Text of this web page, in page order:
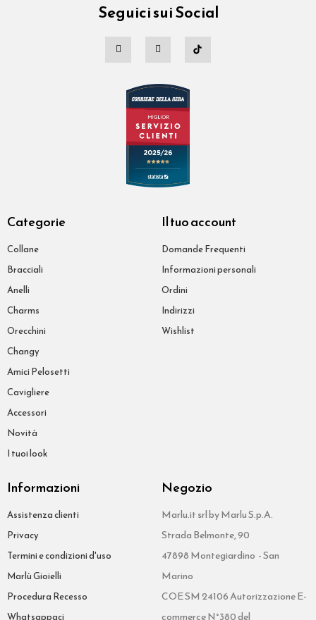
Seguici sui Social
Categorie
Collane
Bracciali
Anelli
Charms
Orecchini
Changy
Amici Pelosetti
Cavigliere
Accessori
Novità
I tuoi look
Il tuo account
Domande Frequenti
Informazioni personali
Ordini
Indirizzi
Wishlist
Informazioni
Assistenza clienti
Privacy
Termini e condizioni d'uso
Marlù Gioielli
Procedura Recesso
Whatsappaci
Negozio
Marlu.it srl by Marlu S.p.A.
Strada Belmonte, 90
47898 Montegiardino - San
Marino
COE SM 24106 Autorizzazione E-
commerce N°380 del